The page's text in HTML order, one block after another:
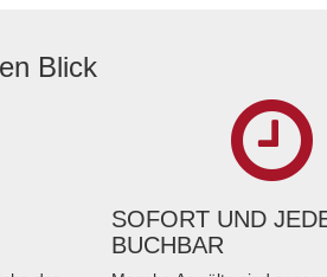
Blick
SOFORT UND
BUCHBAR